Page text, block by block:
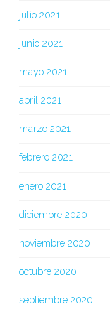
julio 2021
junio 2021
mayo 2021
abril 2021
marzo 2021
febrero 2021
enero 2021
diciembre 2020
noviembre 2020
octubre 2020
septiembre 2020